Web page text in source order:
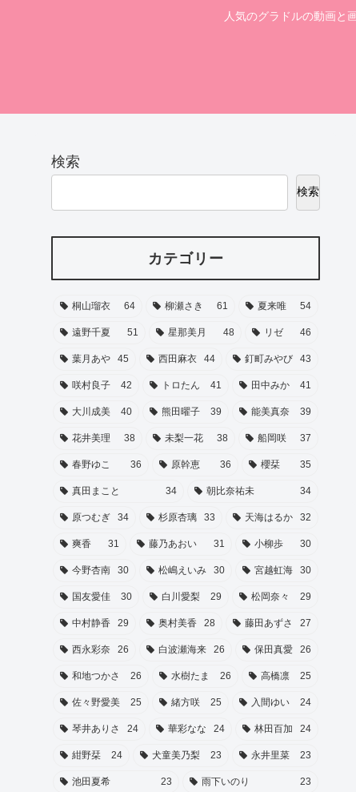
人気のグラドルの動画と
検索
検索
カテゴリー
桐山瑠衣 64 柳瀬さき 61 夏来唯 54
遠野千夏 51 星那美月 48 リゼ 46
葉月あや 45 西田麻衣 44 釘町みやび 43
咲村良子 42 トロたん 41 田中みか 41
大川成美 40 熊田曜子 39 能美真奈 39
花井美理 38 未梨一花 38 船岡咲 37
春野ゆこ 36 原幹恵 36 櫻栞 35
真田まこと 34 朝比奈祐未 34
原つむぎ 34 杉原杏璃 33 天海はるか 32
爽香 31 藤乃あおい 31 小柳歩 30
今野杏南 30 松嶋えいみ 30 宮越虹海 30
国友愛佳 30 白川愛梨 29 松岡奈々 29
中村静香 29 奥村美香 28 藤田あずさ 27
西永彩奈 26 白波瀬海来 26 保田真愛 26
和地つかさ 26 水樹たま 26 高橋凛 25
佐々野愛美 25 緒方咲 25 入間ゆい 24
琴井ありさ 24 華彩なな 24 林田百加 24
紺野栞 24 犬童美乃梨 23 永井里菜 23
池田夏希 23 雨下いのり 23